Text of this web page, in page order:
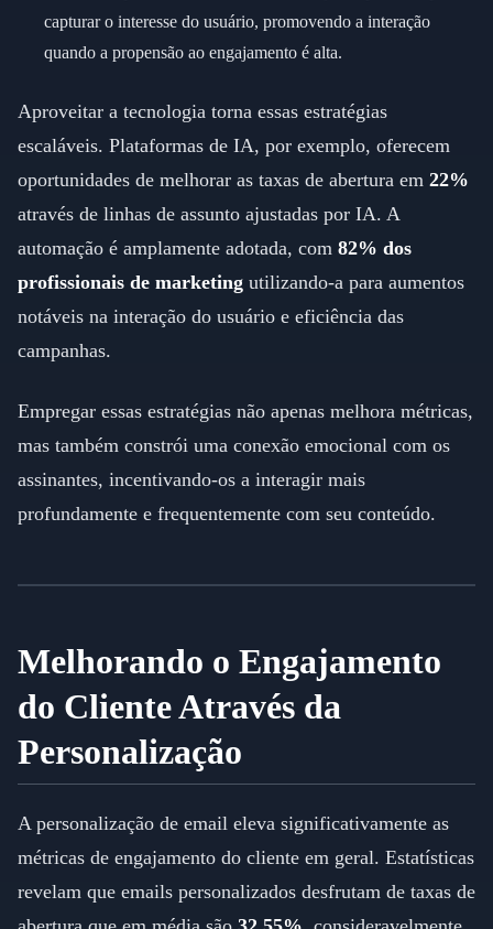
capturar o interesse do usuário, promovendo a interação
quando a propensão ao engajamento é alta.
Aproveitar a tecnologia torna essas estratégias
escaláveis. Plataformas de IA, por exemplo, oferecem
oportunidades de melhorar as taxas de abertura em 22%
através de linhas de assunto ajustadas por IA. A
automação é amplamente adotada, com 82% dos
profissionais de marketing utilizando-a para aumentos
notáveis na interação do usuário e eficiência das
campanhas.
Empregar essas estratégias não apenas melhora métricas,
mas também constrói uma conexão emocional com os
assinantes, incentivando-os a interagir mais
profundamente e frequentemente com seu conteúdo.
Melhorando o Engajamento
do Cliente Através da
Personalização
A personalização de email eleva significativamente as
métricas de engajamento do cliente em geral. Estatísticas
revelam que emails personalizados desfrutam de taxas de